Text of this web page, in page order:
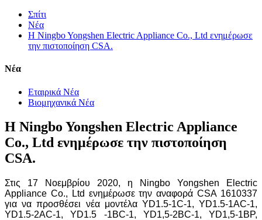
Σπίτι
Νέα
Η Ningbo Yongshen Electric Appliance Co., Ltd ενημέρωσε
την πιστοποίηση CSA.
Νέα
Εταιρικά Νέα
Βιομηχανικά Νέα
Η Ningbo Yongshen Electric Appliance
Co., Ltd ενημέρωσε την πιστοποίηση
CSA.
Στις 17 Νοεμβρίου 2020, η Ningbo Yongshen Electric
Appliance Co., Ltd ενημέρωσε την αναφορά CSA 1610337
για να προσθέσει νέα μοντέλα YD1.5-1C-1, YD1.5-1AC-1,
YD1.5-2AC-1, YD1.5 -1BC-1, YD1,5-2BC-1, YD1,5-1BP,